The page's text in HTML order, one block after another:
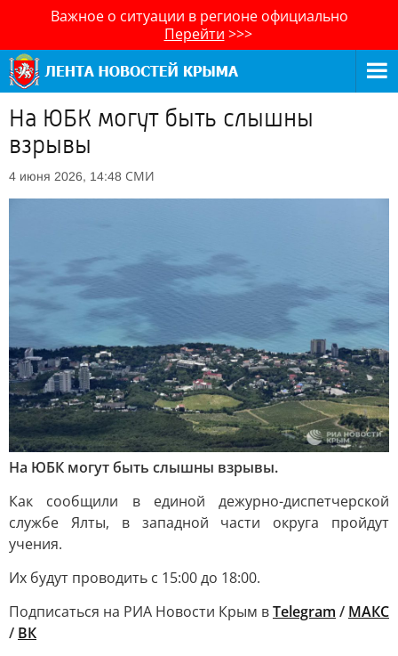
Важное о ситуации в регионе официально
Перейти >>>
На ЮБК могут быть слышны
взрывы
4 июня 2026, 14:48 СМИ
На ЮБК могут быть слышны взрывы.
Как сообщили в единой дежурно-диспетчерской
службе Ялты, в западной части округа пройдут
учения.
Их будут проводить с 15:00 до 18:00.
Подписаться на РИА Новости Крым вTelegram / МАКС
/ ВК